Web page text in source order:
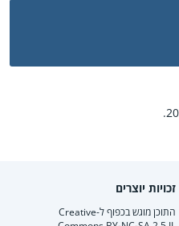
זכויות יוצרים
התוכן מוגש בכפוף ל-Creative